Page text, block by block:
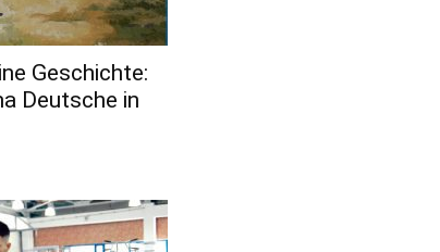
Geschichte:
Deutsche in